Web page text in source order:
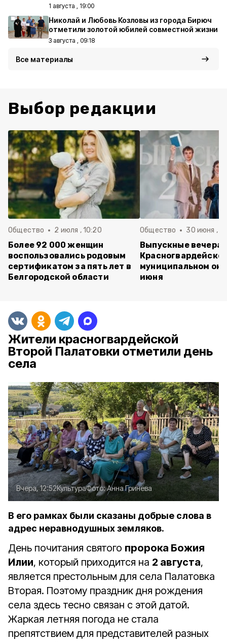
1 августа , 19:00
Николай и Любовь Козловы из города Бирюч
отметили золотой юбилей совместной жизни
3 августа , 09:18
Все материалы
Выбор редакции
Общество 2 июля , 10:20
Более 92 000 женщин
воспользовались родовым
сертификатом за пять лет в
Белгородской области
Общество 30 июня ,
Выпускные вечера
муниципальном
июня
Жители красногвардейской
Второй Палатовки отметили день
села
Вчера, 12:52КультураФото:Анна Гринёва
В его рамках были сказаны добрые слова в
адрес неравнодушных земляков.
День почитания святого пророка Божия
Илии, который приходится на 2 августа,
является престольным для села Палатовка
Вторая. Поэтому праздник дня рождения
села здесь тесно связан с этой датой.
Жаркая летняя погода не стала
препятствием для представителей разных